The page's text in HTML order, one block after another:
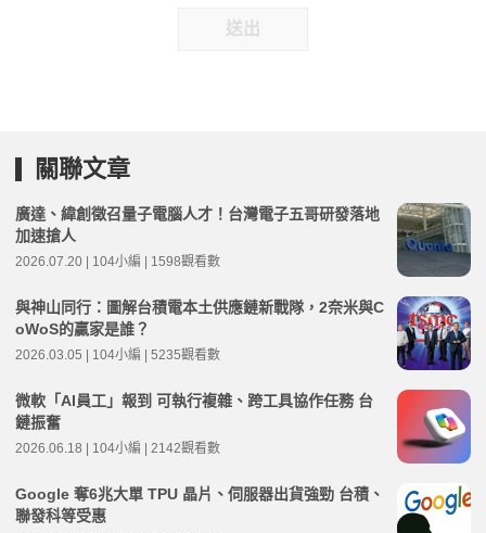
送出
關聯文章
廣達、緯創徵召量子電腦人才！台灣電子五哥研發落地
加速搶人
2026.07.20 | 104小編 | 1598觀看數
與神山同行：圖解台積電本土供應鏈新戰隊，2奈米與C
oWoS的贏家是誰？
2026.03.05 | 104小編 | 5235觀看數
微軟「AI員工」報到 可執行複雜、跨工具協作任務 台
鏈振奮
2026.06.18 | 104小編 | 2142觀看數
Google 奪6兆大單 TPU 晶片、伺服器出貨強勁 台積、
聯發科等受惠